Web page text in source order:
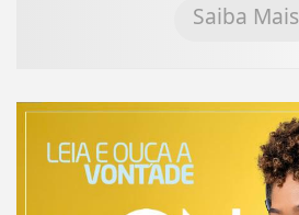
Saiba Mais